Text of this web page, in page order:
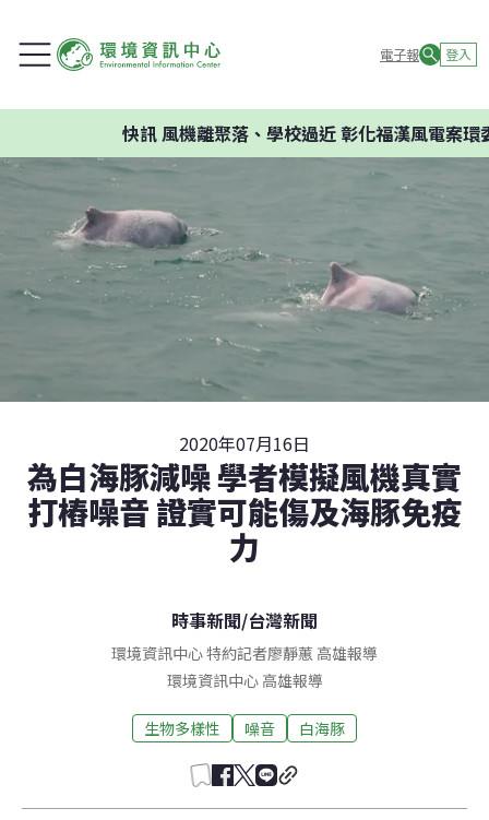
電子報 登入
風機離聚落、學校過近 彰化福漢風電案環委建議
2020年07月16日
為白海豚減噪 學者模擬風機真實
打樁噪音 證實可能傷及海豚免疫
力
時事新聞/台灣新聞
環境資訊中心 特約記者廖靜蕙 高雄報導
環境資訊中心 高雄報導
生物多樣性 噪音 白海豚